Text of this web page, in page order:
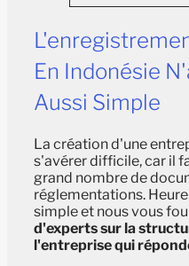
En Indonésie
Aussi Simple
La création d'une
s'avérer difficile, car il
grand nombre de
réglementations.
simple et nous vous
d'experts sur la
l'entreprise qui